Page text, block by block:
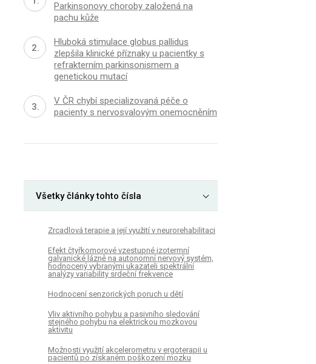
Parkinsonovy choroby založená na
pachu kůže
Hluboká stimulace globus pallidus
zlepšila klinické příznaky u pacientky s
refrakterním parkinsonismem a
genetickou mutací
V ČR chybí specializovaná péče o
pacienty s nervosvalovým onemocněním
Všetky články tohto čísla
Zrcadlová terapie a její využití v neurorehabilitaci
Efekt čtyřkomorové vzestupné izotermní
galvanické lázně na autonomní nervový systém,
hodnocený vybranými ukazateli spektrální
analýzy variability srdeční frekvence
Hodnocení senzorických poruch u dětí
Vliv aktivního pohybu a pasivního sledování
stejného pohybu na elektrickou mozkovou
aktivitu
Možnosti využití akcelerometru v ergoterapii u
pacientů po získaném poškození mozku